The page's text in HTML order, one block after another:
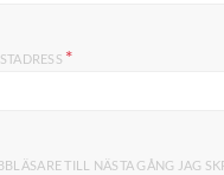
*
TILL NÄSTA GÅNG JAG